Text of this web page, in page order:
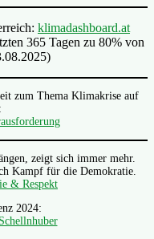
klimadashboard.at
365 Tagen zu 80% von
zum Thema Klimakrise auf
zeigt sich immer mehr.
Kampf für die Demokratie.
& Respekt
2024: